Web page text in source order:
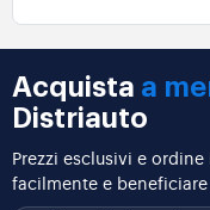
Acquista a
Distriauto
Prezzi esclusivi e
facilmente e